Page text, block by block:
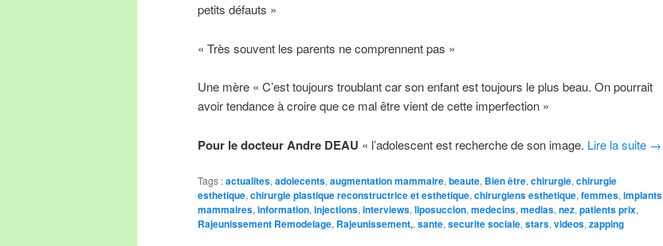
petits défauts »
« Très souvent les parents ne comprennent pas »
Une mère « C’est toujours troublant car son enfant est toujours le plus beau. On pourrait
avoir tendance à croire que ce mal être vient de cette imperfection »
Pour le docteur Andre DEAU « l’adolescent est recherche de son image. Lire la suite →
Tags :actualites, adolecents, augmentation mammaire, beaute, Bien être, chirurgie, chirurgie
esthetique, chirurgie plastique reconstructrice et esthetique, chirurgiens esthetique, femmes, implants
mammaires, information, injections, interviews, liposuccion, medecins, medias, nez, patients prix,
Rajeunissement Remodelage, Rajeunissement,, sante, securite sociale, stars, videos, zapping